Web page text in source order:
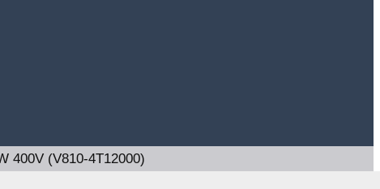
400V (V810-4T12000)